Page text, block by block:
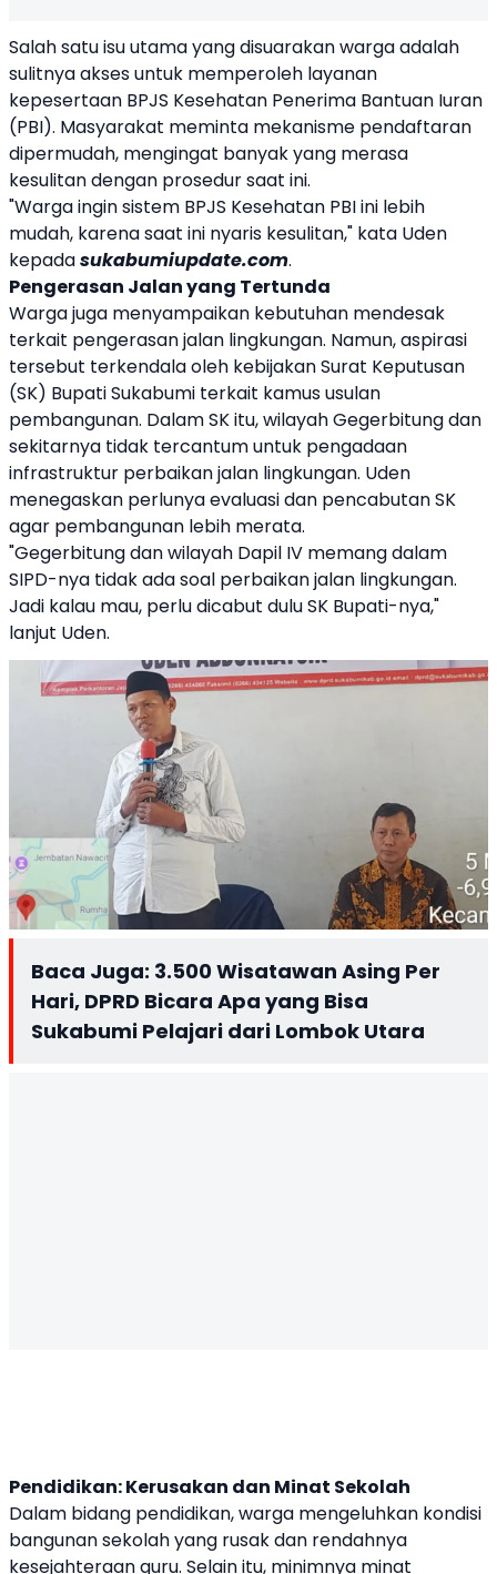
Salah satu isu utama yang disuarakan warga adalah
sulitnya akses untuk memperoleh layanan
kepesertaan BPJS Kesehatan Penerima Bantuan Iuran
(PBI). Masyarakat meminta mekanisme pendaftaran
dipermudah, mengingat banyak yang merasa
kesulitan dengan prosedur saat ini.
"Warga ingin sistem BPJS Kesehatan PBI ini lebih
mudah, karena saat ini nyaris kesulitan," kata Uden
kepadasukabumiupdate.com.
Pengerasan Jalan yang Tertunda
Warga juga menyampaikan kebutuhan mendesak
terkait pengerasan jalan lingkungan. Namun, aspirasi
tersebut terkendala oleh kebijakan Surat Keputusan
(SK) Bupati Sukabumi terkait kamus usulan
pembangunan. Dalam SK itu, wilayah Gegerbitung dan
sekitarnya tidak tercantum untuk pengadaan
infrastruktur perbaikan jalan lingkungan. Uden
menegaskan perlunya evaluasi dan pencabutan SK
agar pembangunan lebih merata.
"Gegerbitung dan wilayah Dapil IV memang dalam
SIPD-nya tidak ada soal perbaikan jalan lingkungan.
Jadi kalau mau, perlu dicabut dulu SK Bupati-nya,"
lanjut Uden.
Baca Juga: 3.500 Wisatawan Asing Per
Hari, DPRD Bicara Apa yang Bisa
Sukabumi Pelajari dari Lombok Utara
Pendidikan: Kerusakan dan Minat Sekolah
Dalam bidang pendidikan, warga mengeluhkan kondisi
bangunan sekolah yang rusak dan rendahnya
kesejahteraan guru. Selain itu, minimnya minat